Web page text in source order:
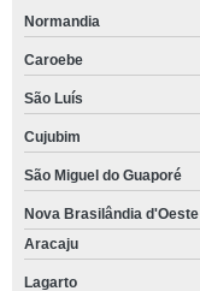
Normandia
Caroebe
São Luís
Cujubim
São Miguel do Guaporé
Nova Brasilândia d'Oeste
Aracaju
Lagarto